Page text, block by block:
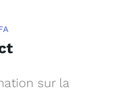
sur la